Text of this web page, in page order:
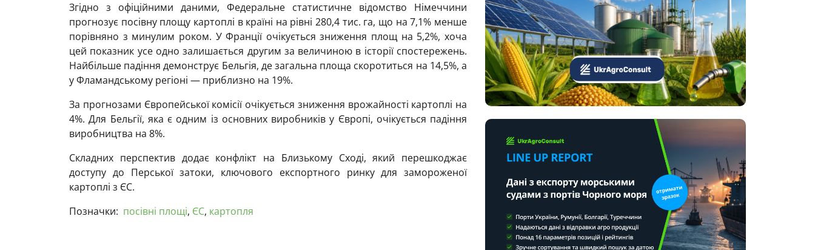
Згідно з офіційними даними, Федеральне статистичне відомство Німеччини
прогнозує посівну площу картоплі в країні на рівні 280,4 тис. га, що на 7,1% менше
порівняно з минулим роком. У Франції очікується зниження площ на 5,2%, хоча
цей показник усе одно залишається другим за величиною в історії спостережень.
Найбільше падіння демонструє Бельгія, де загальна площа скоротиться на 14,5%, а
у Фламандському регіоні — приблизно на 19%.
За прогнозами Європейської комісії очікується зниження врожайності картоплі на
4%. Для Бельгії, яка є одним із основних виробників у Європі, очікується падіння
виробництва на 8%.
Складних перспектив додає конфлікт на Близькому Сході, який перешкоджає
доступу до Перської затоки, ключового експортного ринку для замороженої
картоплі з ЄС.
Позначки: посівні площі, ЄС, картопля